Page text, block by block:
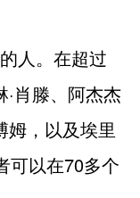
人。在超过
肖滕、阿杰杰
姆，以及埃里
可以在70多个